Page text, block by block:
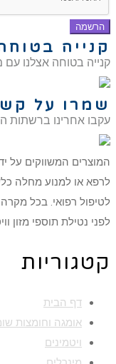
הרשמה
קנייה
קנייה בטוחה אצלנו עם
שמרו על
עקבו אחרינו ברשתות
המוצרים המשווקים על
לרפא או למנוע מחלה
לטיפול רפואי. בכל
לפני נטילת תוספי מזון
קטגוריות
דף הבית
אומגה וחומצות
ויטמינים